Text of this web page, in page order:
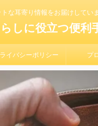
な耳寄り情報をお届けしてい
しに役立つ便利
イバシーポリシー プ